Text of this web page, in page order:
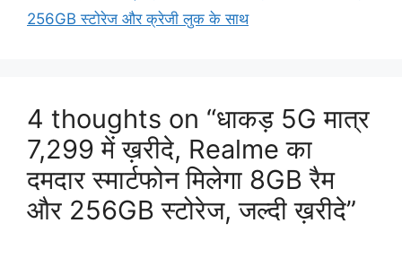
256GB स्टोरेज और क्रेजी लुक के साथ
4 thoughts on “धाकड़ 5G मात्र
7,299 में ख़रीदे, Realme का
दमदार स्मार्टफोन मिलेगा 8GB रैम
और 256GB स्टोरेज, जल्दी ख़रीदे”